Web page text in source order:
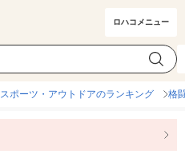
ロハコメニュー
カテゴリ選択
スポーツ・アウトドアのランキング 格